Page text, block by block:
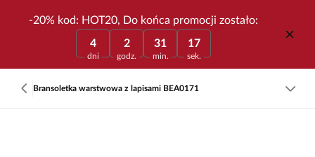
-20% kod: HOT20, Do końca promocji zostało:
4
dni
2
godz.
31
min.
17
sek.
Bransoletka warstwowa z lapisami BEA0171